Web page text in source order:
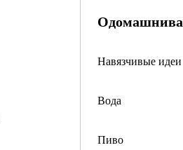
Навязчивые идеи
Вода
Пиво